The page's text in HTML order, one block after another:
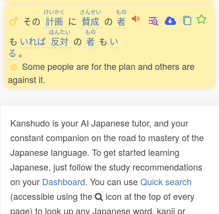
その
けいかく
計画 に
さんせい
賛成 の
もの
者
も いれば
はんたい
反対 の
もの
者 も い
る 。
Some people are for the plan and others are
against it.
Kanshudo is your AI Japanese tutor, and your
constant companion on the road to mastery of the
Japanese language. To get started learning
Japanese, just follow the study recommendations
on your Dashboard. You can useQuick search
(accessible using the
icon at the top of every
page) to look up any Japanese word, kanji or